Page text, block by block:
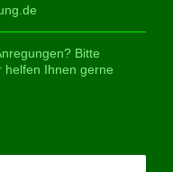
Bitte
helfen Ihnen gerne